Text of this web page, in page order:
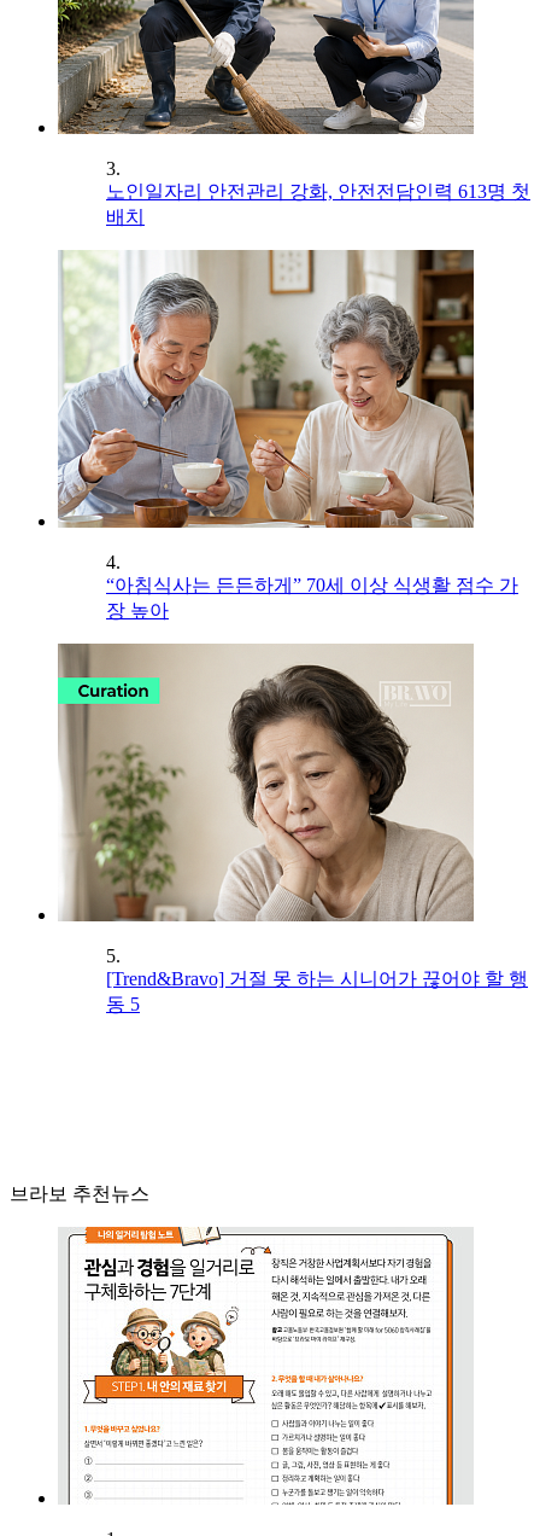
3.
노인일자리 안전관리 강화, 안전전담인력 613명 첫
배치
4.
“아침식사는 든든하게” 70세 이상 식생활 점수 가
장 높아
5.
[Trend&Bravo] 거절 못 하는 시니어가 끊어야 할 행
동 5
브라보 추천뉴스